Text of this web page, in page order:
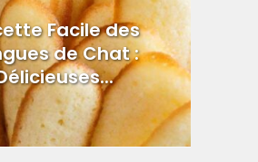
Facile des
de Chat :